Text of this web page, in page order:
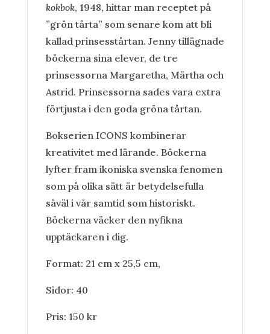
kokbok, 1948, hittar man receptet på
”grön tårta” som senare kom att bli
kallad prinsesstårtan. Jenny tillägnade
böckerna sina elever, de tre
prinsessorna Margaretha, Märtha och
Astrid. Prinsessorna sades vara extra
förtjusta i den goda gröna tårtan.
Bokserien ICONS kombinerar
kreativitet med lärande. Böckerna
lyfter fram ikoniska svenska fenomen
som på olika sätt är betydelsefulla
såväl i vår samtid som historiskt.
Böckerna väcker den nyfikna
upptäckaren i dig.
Format: 21 cm x 25,5 cm,
Sidor: 40
Pris: 150 kr